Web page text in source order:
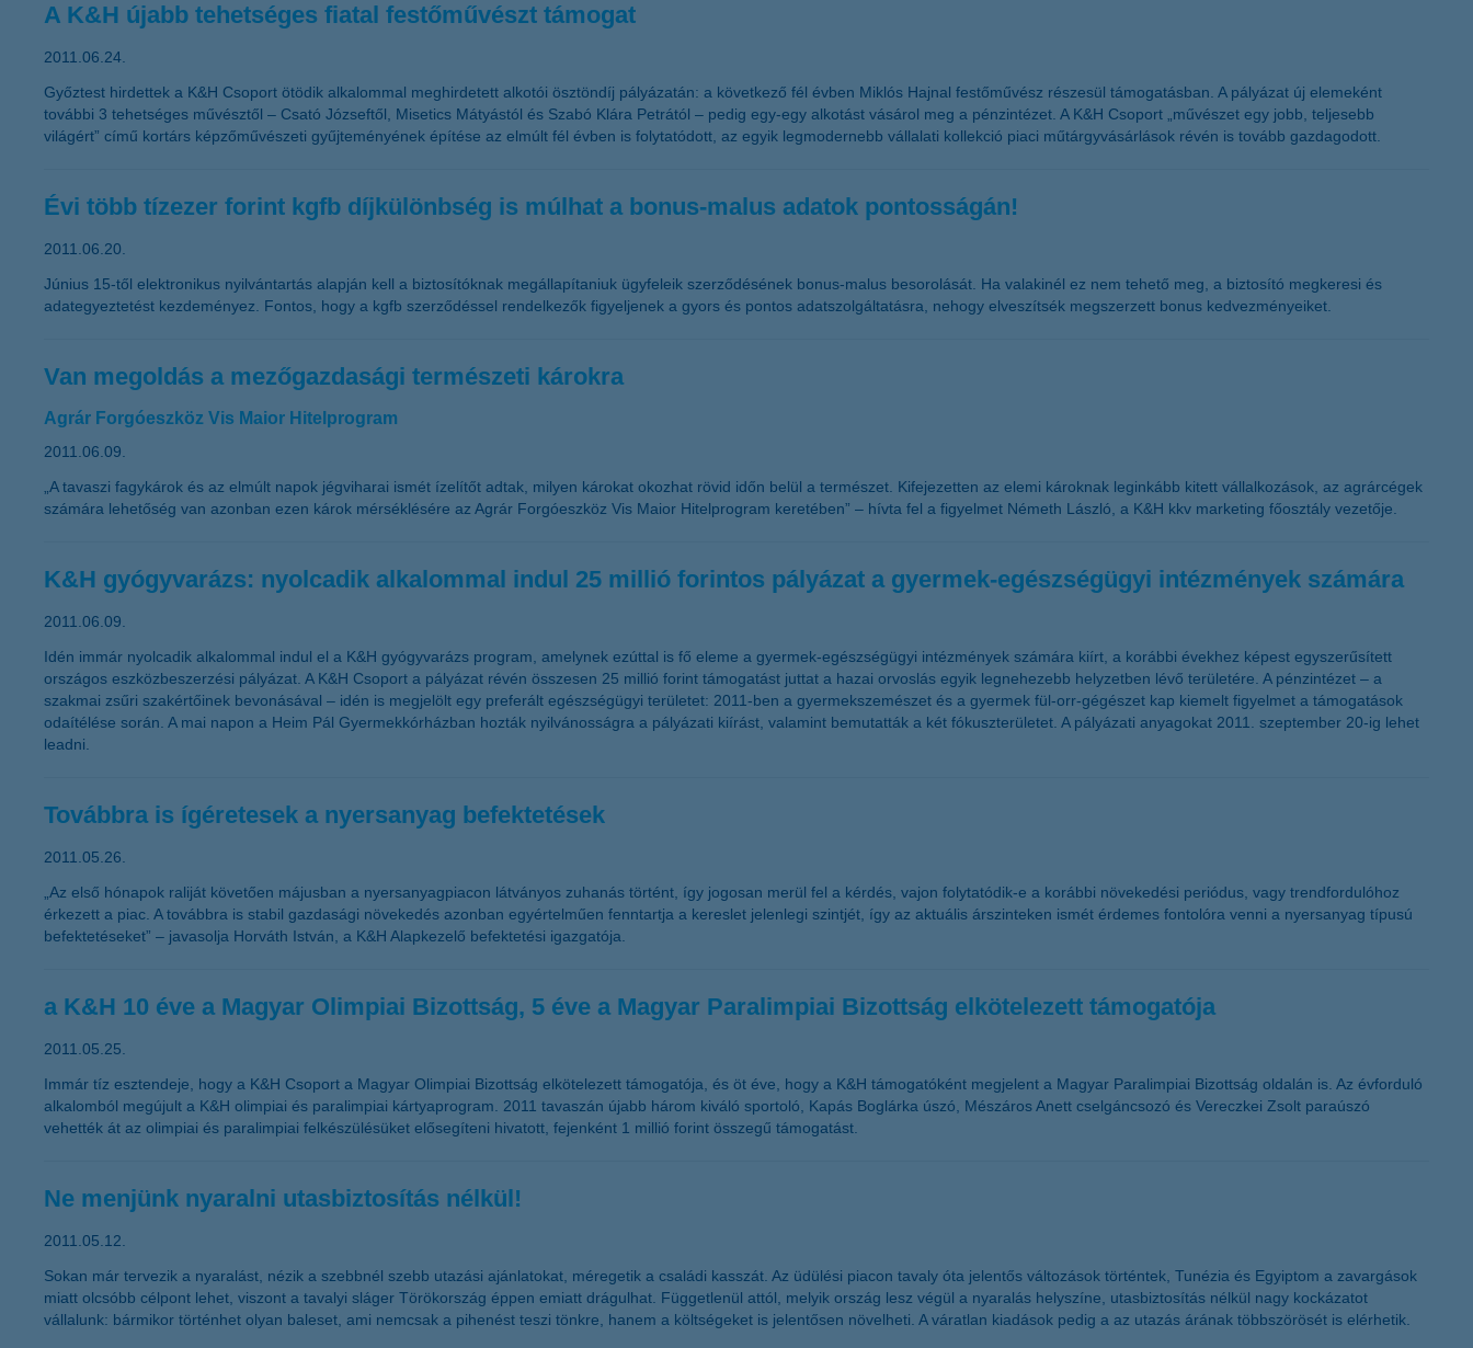
A K&H újabb tehetséges fiatal festőművészt támogat
2011.06.24.
Győztest hirdettek a K&H Csoport ötödik alkalommal meghirdetett alkotói ösztöndíj pályázatán: a következő fél évben Miklós Hajnal festőművész részesül támogatásban. A pályázat új elemeként
további 3 tehetséges művésztől – Csató Józseftől, Misetics Mátyástól és Szabó Klára Petrától – pedig egy-egy alkotást vásárol meg a pénzintézet. A K&H Csoport „művészet egy jobb, teljesebb
világért” című kortárs képzőművészeti gyűjteményének építése az elmúlt fél évben is folytatódott, az egyik legmodernebb vállalati kollekció piaci műtárgyvásárlások révén is tovább gazdagodott.
Évi több tízezer forint kgfb díjkülönbség is múlhat a bonus-malus adatok pontosságán!
2011.06.20.
Június 15-től elektronikus nyilvántartás alapján kell a biztosítóknak megállapítaniuk ügyfeleik szerződésének bonus-malus besorolását. Ha valakinél ez nem tehető meg, a biztosító megkeresi és
adategyeztetést kezdeményez. Fontos, hogy a kgfb szerződéssel rendelkezők figyeljenek a gyors és pontos adatszolgáltatásra, nehogy elveszítsék megszerzett bonus kedvezményeiket.
Van megoldás a mezőgazdasági természeti károkra
Agrár Forgóeszköz Vis Maior Hitelprogram
2011.06.09.
„A tavaszi fagykárok és az elmúlt napok jégviharai ismét ízelítőt adtak, milyen károkat okozhat rövid időn belül a természet. Kifejezetten az elemi károknak leginkább kitett vállalkozások, az agrárcégek
számára lehetőség van azonban ezen károk mérséklésére az Agrár Forgóeszköz Vis Maior Hitelprogram keretében” – hívta fel a figyelmet Németh László, a K&H kkv marketing főosztály vezetője.
K&H gyógyvarázs: nyolcadik alkalommal indul 25 millió forintos pályázat a gyermek-egészségügyi intézmények számára
2011.06.09.
Idén immár nyolcadik alkalommal indul el a K&H gyógyvarázs program, amelynek ezúttal is fő eleme a gyermek-egészségügyi intézmények számára kiírt, a korábbi évekhez képest egyszerűsített
országos eszközbeszerzési pályázat. A K&H Csoport a pályázat révén összesen 25 millió forint támogatást juttat a hazai orvoslás egyik legnehezebb helyzetben lévő területére. A pénzintézet – a
szakmai zsűri szakértőinek bevonásával – idén is megjelölt egy preferált egészségügyi területet: 2011-ben a gyermekszemészet és a gyermek fül-orr-gégészet kap kiemelt figyelmet a támogatások
odaítélése során. A mai napon a Heim Pál Gyermekkórházban hozták nyilvánosságra a pályázati kiírást, valamint bemutatták a két fókuszterületet. A pályázati anyagokat 2011. szeptember 20-ig lehet
leadni.
Továbbra is ígéretesek a nyersanyag befektetések
2011.05.26.
„Az első hónapok raliját követően májusban a nyersanyagpiacon látványos zuhanás történt, így jogosan merül fel a kérdés, vajon folytatódik-e a korábbi növekedési periódus, vagy trendfordulóhoz
érkezett a piac. A továbbra is stabil gazdasági növekedés azonban egyértelműen fenntartja a kereslet jelenlegi szintjét, így az aktuális árszinteken ismét érdemes fontolóra venni a nyersanyag típusú
befektetéseket” – javasolja Horváth István, a K&H Alapkezelő befektetési igazgatója.
a K&H 10 éve a Magyar Olimpiai Bizottság, 5 éve a Magyar Paralimpiai Bizottság elkötelezett támogatója
2011.05.25.
Immár tíz esztendeje, hogy a K&H Csoport a Magyar Olimpiai Bizottság elkötelezett támogatója, és öt éve, hogy a K&H támogatóként megjelent a Magyar Paralimpiai Bizottság oldalán is. Az évforduló
alkalomból megújult a K&H olimpiai és paralimpiai kártyaprogram. 2011 tavaszán újabb három kiváló sportoló, Kapás Boglárka úszó, Mészáros Anett cselgáncsozó és Vereczkei Zsolt paraúszó
vehették át az olimpiai és paralimpiai felkészülésüket elősegíteni hivatott, fejenként 1 millió forint összegű támogatást.
Ne menjünk nyaralni utasbiztosítás nélkül!
2011.05.12.
Sokan már tervezik a nyaralást, nézik a szebbnél szebb utazási ajánlatokat, méregetik a családi kasszát. Az üdülési piacon tavaly óta jelentős változások történtek, Tunézia és Egyiptom a zavargások
miatt olcsóbb célpont lehet, viszont a tavalyi sláger Törökország éppen emiatt drágulhat. Függetlenül attól, melyik ország lesz végül a nyaralás helyszíne, utasbiztosítás nélkül nagy kockázatot
vállalunk: bármikor történhet olyan baleset, ami nemcsak a pihenést teszi tönkre, hanem a költségeket is jelentősen növelheti. A váratlan kiadások pedig a az utazás árának többszörösét is elérhetik.